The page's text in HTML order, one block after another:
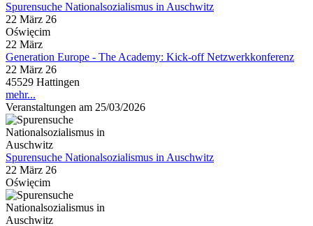
Spurensuche Nationalsozialismus in Auschwitz
22 März 26
Oświęcim
22 März
Generation Europe - The Academy: Kick-off Netzwerkkonferenz
22 März 26
45529 Hattingen
mehr...
Veranstaltungen am 25/03/2026
Spurensuche Nationalsozialismus in Auschwitz
22 März 26
Oświęcim